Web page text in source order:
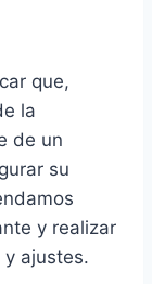
que,
la
de un
su
y realizar
ajustes.